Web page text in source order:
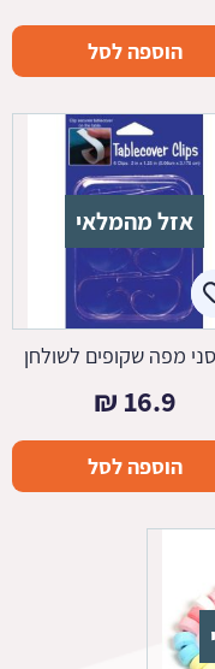
הוספה לסל
אזל מהמלאי
מפה שקופים לשולחן
16.9
₪
הוספה לסל